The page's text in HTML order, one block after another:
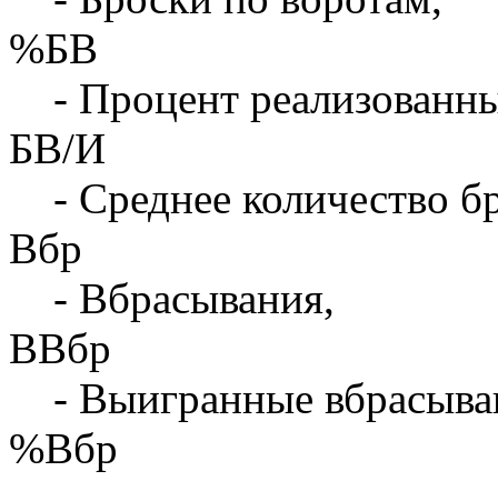
%БВ
- Процент
БВ/И
- Среднее количество
Вбр
- Вбрасывания,
ВВбр
- Выигранные
%Вбр